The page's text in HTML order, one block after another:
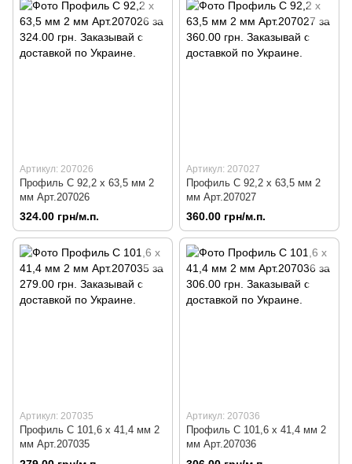
Артикул: 207026
Профиль C 92,2 х 63,5 мм 2
мм Арт.207026
324.00 грн/м.п.
Артикул: 207027
Профиль C 92,2 х 63,5 мм 2
мм Арт.207027
360.00 грн/м.п.
Артикул: 207035
Профиль C 101,6 х 41,4 мм 2
мм Арт.207035
Артикул: 207036
Профиль C 101,6 х 41,4 мм 2
мм Арт.207036